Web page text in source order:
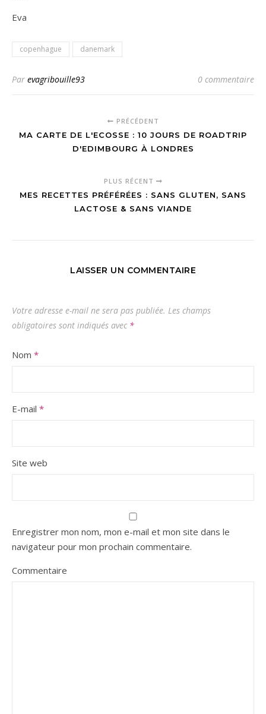
Eva
copenhague danemark
Par evagribouille93 0 commentaire
PRÉCÉDENT
MA CARTE DE L'ECOSSE : 10 JOURS DE ROADTRIP
D'EDIMBOURG À LONDRES
PLUS RÉCENT
MES RECETTES PRÉFÉRÉES : SANS GLUTEN, SANS
LACTOSE & SANS VIANDE
LAISSER UN COMMENTAIRE
Votre adresse e-mail ne sera pas publiée. Les champs
obligatoires sont indiqués avec *
Nom *
E-mail *
Site web
Enregistrer mon nom, mon e-mail et mon site dans le
navigateur pour mon prochain commentaire.
Commentaire